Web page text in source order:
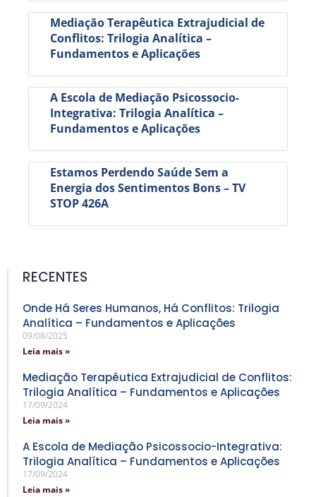
Mediação Terapêutica Extrajudicial de
Conflitos: Trilogia Analítica –
Fundamentos e Aplicações
A Escola de Mediação Psicossocio-
Integrativa: Trilogia Analítica –
Fundamentos e Aplicações
Estamos Perdendo Saúde Sem a
Energia dos Sentimentos Bons – TV
STOP 426A
RECENTES
Onde Há Seres Humanos, Há Conflitos: Trilogia
Analítica – Fundamentos e Aplicações
09/08/2025
Leia mais »
Mediação Terapêutica Extrajudicial de Conflitos:
Trilogia Analítica – Fundamentos e Aplicações
17/09/2024
Leia mais »
A Escola de Mediação Psicossocio-Integrativa:
Trilogia Analítica – Fundamentos e Aplicações
17/09/2024
Leia mais »